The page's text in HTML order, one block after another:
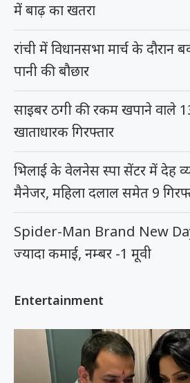
में बाढ़ का खतरा
रांची में विधानसभा मार्च के दौरान
पानी की बौछार
साइबर ठगी की रकम खपाने वाले
खाताधारक गिरफ्तार
भिलाई के वेलनेस स्पा सेंटर में देह
मैनेजर, महिला दलाल समेत 9
Spider-Man Brand New
ज्यादा कमाई, नम्बर -1 मूवी
Entertainment